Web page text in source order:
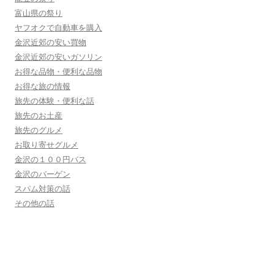
富山県の祭り
ヤフオクで自動車を購入
金沢近郊の安い買物
金沢近郊の安いガソリン
お得な品物・便利な品物
お得な旅の情報
旅先の体験・便利な話
旅先のお土産
旅先のグルメ
お取り寄せグルメ
金沢の１００円バス
金沢のバーゲン
スパム対策の話
その他の話